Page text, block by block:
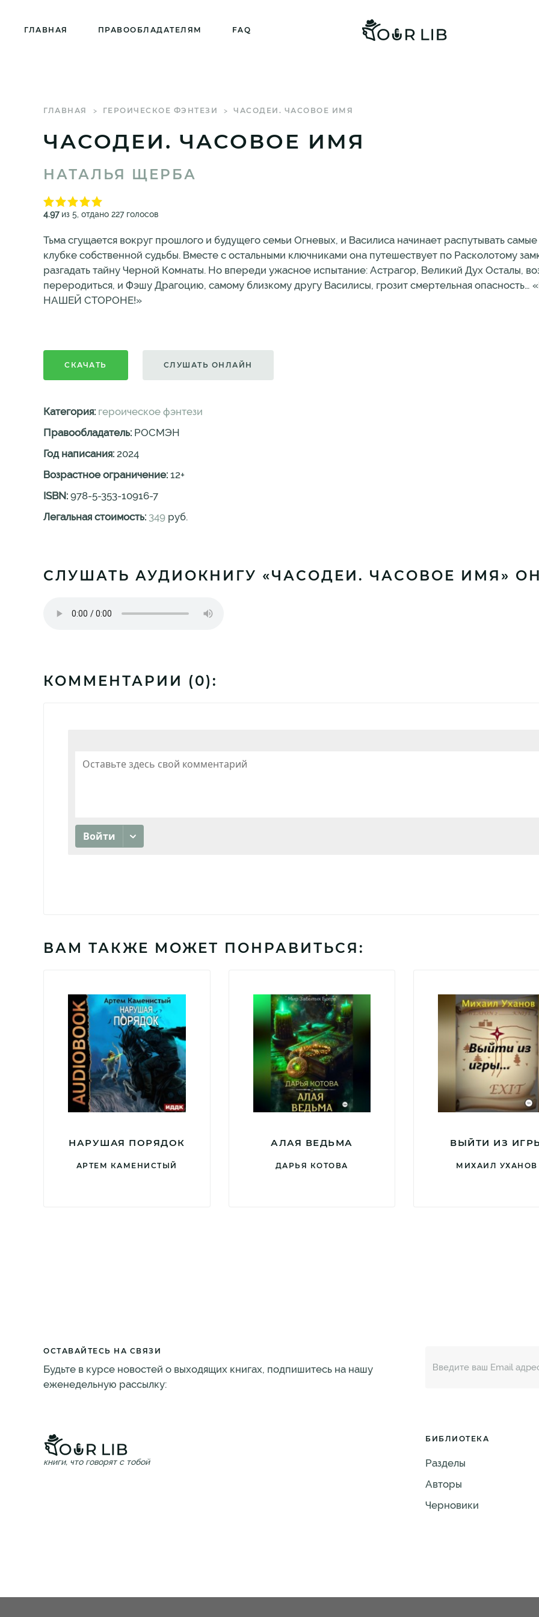
ГЛАВНАЯ ПРАВООБЛАДАТЕЛЯМ FAQ
ГЛАВНАЯ ГЕРОИЧЕСКОЕ ФЭНТЕЗИ ЧАСОДЕИ. ЧАСОВОЕ ИМЯ
ЧАСОДЕИ. ЧАСОВОЕ ИМЯ
НАТАЛЬЯ ЩЕРБА
4.97из 5, отдано 227 голосов
Тьма сгущается вокруг прошлого и будущего семьи Огневых, и Василиса начинает распутывать
клубке собственной судьбы. Вместе с остальными ключниками она путешествует по Расколотому
разгадать тайну Черной Комнаты. Но впереди ужасное испытание: Астрагор, Великий Дух Осталы,
переродиться, и Фэшу Драгоцию, самому близкому другу Василисы, грозит смертельная
НАШЕЙ СТОРОНЕ!»
СКАЧАТЬ СЛУШАТЬ ОНЛАЙН
Категория: героическое фэнтези
Правообладатель: РОСМЭН
Год написания: 2024
Возрастное ограничение: 12+
ISBN: 978-5-353-10916-7
Легальная стоимость: 349 руб.
СЛУШАТЬ АУДИОКНИГУ «ЧАСОДЕИ. ЧАСОВОЕ ИМЯ»
КОММЕНТАРИИ (0):
ВАМ ТАКЖЕ МОЖЕТ ПОНРАВИТЬСЯ:
НАРУШАЯ ПОРЯДОК
АРТЕМ КАМЕНИСТЫЙ
АЛАЯ ВЕДЬМА
ДАРЬЯ КОТОВА
ВЫЙТИ ИЗ
МИХАИЛ УХАНОВ
ОСТАВАЙТЕСЬ НА СВЯЗИ
Будьте в курсе новостей о выходящих книгах, подпишитесь на нашу
еженедельную рассылку:
книги, что говорят с тобой
БИБЛИОТЕКА
Разделы
Авторы
Черновики